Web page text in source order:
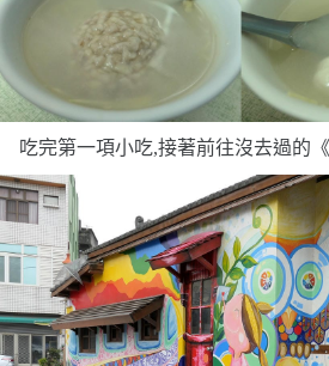
吃完第一項小吃,接著前往沒去過的《